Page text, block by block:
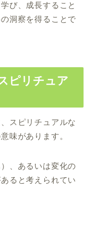
び、成長すること
洞察を得ることで
ピリチュア
スピリチュアルな
味があります。
、あるいは変化の
ると考えられてい